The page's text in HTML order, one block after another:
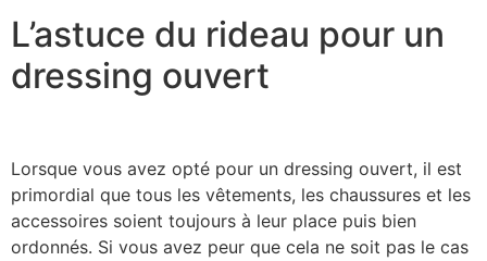
L’astuce du rideau pour un
dressing ouvert
Lorsque vous avez opté pour un dressing ouvert, il est
primordial que tous les vêtements, les chaussures et les
accessoires soient toujours à leur place puis bien
ordonnés. Si vous avez peur que cela ne soit pas le cas